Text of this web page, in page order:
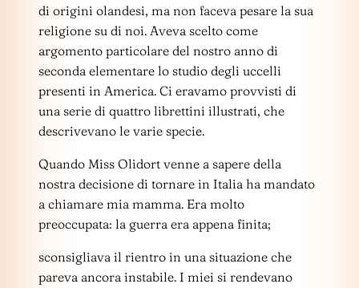
di origini olandesi, ma non faceva pesare la sua
religione su di noi. Aveva scelto come
argomento particolare del nostro anno di
seconda elementare lo studio degli uccelli
presenti in America. Ci eravamo provvisti di
una serie di quattro librettini illustrati, che
descrivevano le varie specie.
Quando Miss Olidort venne a sapere della
nostra decisione di tornare in Italia ha mandato
a chiamare mia mamma. Era molto
preoccupata: la guerra era appena finita;
sconsigliava il rientro in una situazione che
pareva ancora instabile. I miei si rendevano